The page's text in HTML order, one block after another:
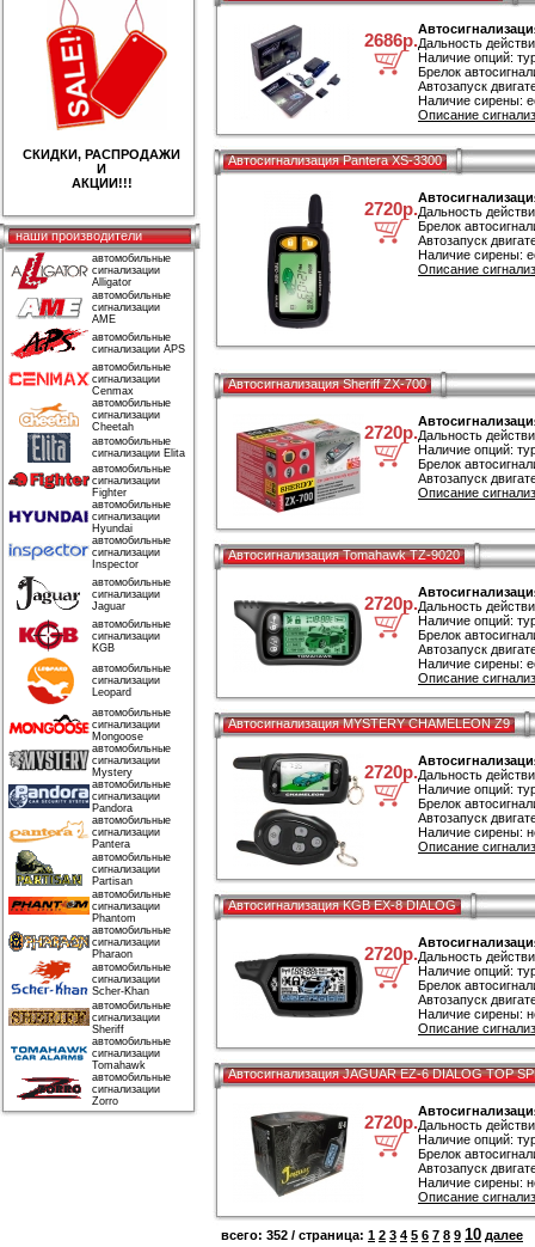
СКИДКИ, РАСПРОДАЖИ
И
АКЦИИ!!!
наши производители
автомобильные
сигнализации
Alligator
автомобильные
сигнализации
AME
автомобильные
сигнализации APS
автомобильные
сигнализации
Cenmax
автомобильные
сигнализации
Cheetah
автомобильные
сигнализации Elita
автомобильные
сигнализации
Fighter
автомобильные
сигнализации
Hyundai
автомобильные
сигнализации
Inspector
автомобильные
сигнализации
Jaguar
автомобильные
сигнализации
KGB
автомобильные
сигнализации
Leopard
автомобильные
сигнализации
Mongoose
автомобильные
сигнализации
Mystery
автомобильные
сигнализации
Pandora
автомобильные
сигнализации
Pantera
автомобильные
сигнализации
Partisan
автомобильные
сигнализации
Phantom
автомобильные
сигнализации
Pharaon
автомобильные
сигнализации
Scher-Khan
автомобильные
сигнализации
Sheriff
автомобильные
сигнализации
Tomahawk
автомобильные
сигнализации
Zorro
2686р.Дальность
Наличие опций:
Брелок
Автозапуск
Наличие сирены:
Описание
Автосигнализация Pantera XS-3300
2720р.Дальность
Брелок
Автозапуск
Наличие сирены:
Описание
Автосигнализация Sheriff ZX-700
2720р.Дальность
Наличие опций:
Брелок
Автозапуск
Описание
Автосигнализация Tomahawk TZ-9020
2720р.Дальность
Наличие опций:
Брелок
Автозапуск
Наличие сирены:
Описание
Автосигнализация MYSTERY CHAMELEON Z9
2720р.Дальность
Наличие опций:
Брелок
Автозапуск
Наличие сирены:
Описание
Автосигнализация KGB EX-8 DIALOG
2720р.Дальность
Наличие опций:
Брелок
Автозапуск
Наличие сирены:
Описание
Автосигнализация JAGUAR EZ-6 DIALOG TOP
2720р.Дальность
Наличие опций:
Брелок
Автозапуск
Наличие сирены:
Описание
всего: 352 / страница: 1 2 3 4 5 6 7 8 9 10 далее